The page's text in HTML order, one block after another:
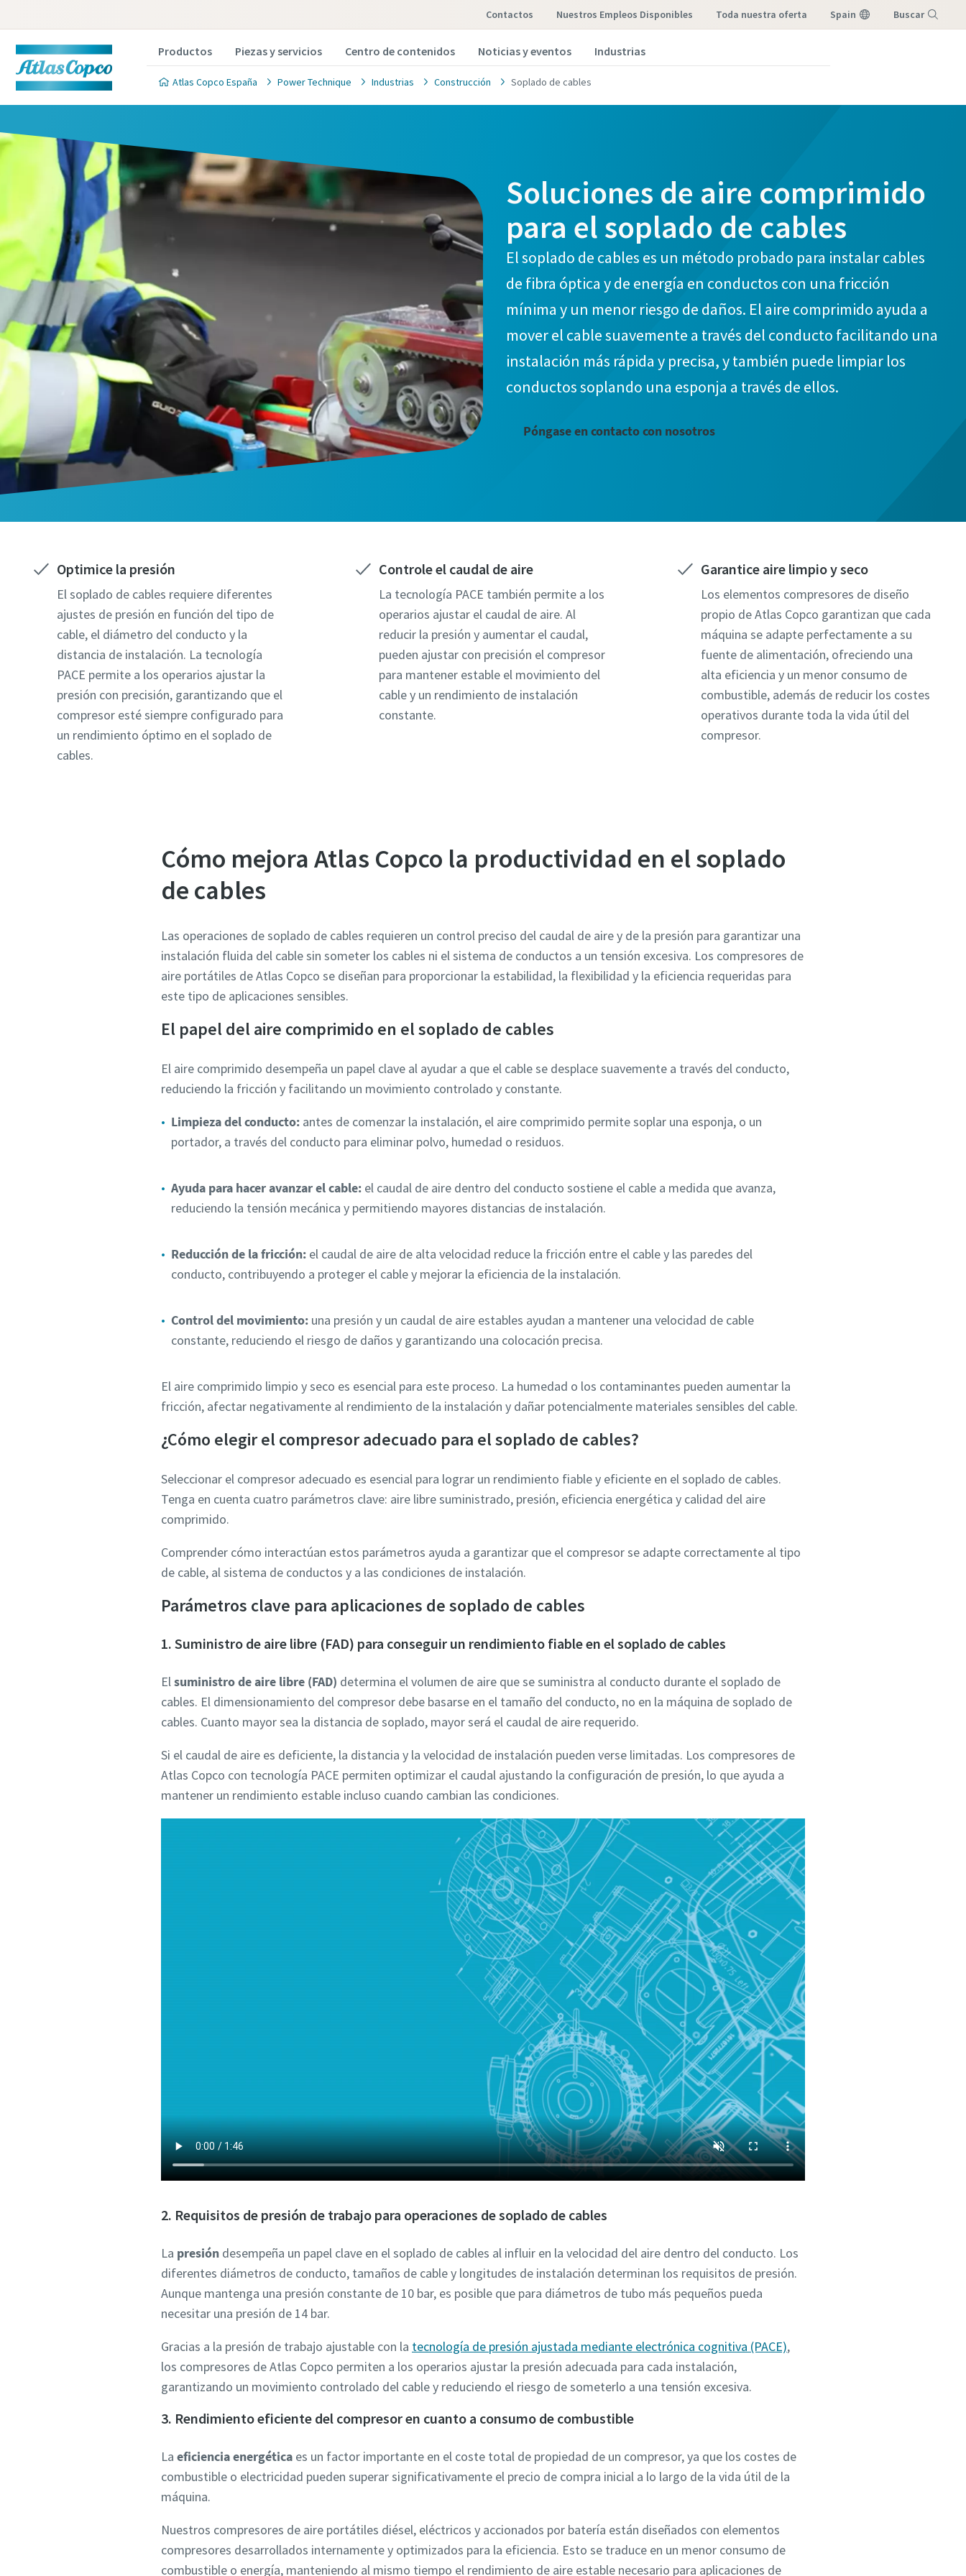
Contactos Nuestros Empleos Disponibles toda nuestra oferta Spain Buscar
Productos Piezas y servicios Centro de contenidos Noticias y eventos Industrias
Atlas Copco España Power Technique Industrias Construcción Soplado de cables
Soluciones de aire comprimido
para el soplado de cables
El soplado de cables es un método probado para instalar cables
de fibra óptica y de energía en conductos con una fricción
mínima y un menor riesgo de daños. El aire comprimido ayuda a
mover el cable suavemente a través del conducto facilitando una
instalación más rápida y precisa, y también puede limpiar los
conductos soplando una esponja a través de ellos.
Póngase en contacto con nosotros
Optimice la presión
El soplado de cables requiere diferentes
ajustes de presión en función del tipo de
cable, el diámetro del conducto y la
distancia de instalación. La tecnología
PACE permite a los operarios ajustar la
presión con precisión, garantizando que el
compresor esté siempre configurado para
un rendimiento óptimo en el soplado de
cables.
Controle el caudal de aire
La tecnología PACE también permite a los
operarios ajustar el caudal de aire. Al
reducir la presión y aumentar el caudal,
pueden ajustar con precisión el compresor
para mantener estable el movimiento del
cable y un rendimiento de instalación
constante.
Garantice aire limpio y seco
Los elementos compresores de diseño
propio de Atlas Copco garantizan que cada
máquina se adapte perfectamente a su
fuente de alimentación, ofreciendo una
alta eficiencia y un menor consumo de
combustible, además de reducir los costes
operativos durante toda la vida útil del
compresor.
Cómo mejora Atlas Copco la productividad en el soplado
de cables
Las operaciones de soplado de cables requieren un control preciso del caudal de aire y de la presión para garantizar una
instalación fluida del cable sin someter los cables ni el sistema de conductos a un tensión excesiva. Los compresores de
aire portátiles de Atlas Copco se diseñan para proporcionar la estabilidad, la flexibilidad y la eficiencia requeridas para
este tipo de aplicaciones sensibles.
El papel del aire comprimido en el soplado de cables
El aire comprimido desempeña un papel clave al ayudar a que el cable se desplace suavemente a través del conducto,
reduciendo la fricción y facilitando un movimiento controlado y constante.
Limpieza del conducto:antes de comenzar la instalación, el aire comprimido permite soplar una esponja, o un
portador, a través del conducto para eliminar polvo, humedad o residuos.
Ayuda para hacer avanzar el cable:el caudal de aire dentro del conducto sostiene el cable a medida que avanza,
reduciendo la tensión mecánica y permitiendo mayores distancias de instalación.
Reducción de la fricción:el caudal de aire de alta velocidad reduce la fricción entre el cable y las paredes del
conducto, contribuyendo a proteger el cable y mejorar la eficiencia de la instalación.
Control del movimiento:una presión y un caudal de aire estables ayudan a mantener una velocidad de cable
constante, reduciendo el riesgo de daños y garantizando una colocación precisa.
El aire comprimido limpio y seco es esencial para este proceso. La humedad o los contaminantes pueden aumentar la
fricción, afectar negativamente al rendimiento de la instalación y dañar potencialmente materiales sensibles del cable.
¿Cómo elegir el compresor adecuado para el soplado de cables?
Seleccionar el compresor adecuado es esencial para lograr un rendimiento fiable y eficiente en el soplado de cables.
Tenga en cuenta cuatro parámetros clave: aire libre suministrado, presión, eficiencia energética y calidad del aire
comprimido.
Comprender cómo interactúan estos parámetros ayuda a garantizar que el compresor se adapte correctamente al tipo
de cable, al sistema de conductos y a las condiciones de instalación.
Parámetros clave para aplicaciones de soplado de cables
1. Suministro de aire libre (FAD) para conseguir un rendimiento fiable en el soplado de cables
Elsuministro de aire libre (FAD) determina el volumen de aire que se suministra al conducto durante el soplado de
cables. El dimensionamiento del compresor debe basarse en el tamaño del conducto, no en la máquina de soplado de
cables. Cuanto mayor sea la distancia de soplado, mayor será el caudal de aire requerido.
Si el caudal de aire es deficiente, la distancia y la velocidad de instalación pueden verse limitadas. Los compresores de
Atlas Copco con tecnología PACE permiten optimizar el caudal ajustando la configuración de presión, lo que ayuda a
mantener un rendimiento estable incluso cuando cambian las condiciones.
2. Requisitos de presión de trabajo para operaciones de soplado de cables
La presión desempeña un papel clave en el soplado de cables al influir en la velocidad del aire dentro del conducto. Los
diferentes diámetros de conducto, tamaños de cable y longitudes de instalación determinan los requisitos de presión.
Aunque mantenga una presión constante de 10 bar, es posible que para diámetros de tubo más pequeños pueda
necesitar una presión de 14 bar.
Gracias a la presión de trabajo ajustable con la tecnología de presión ajustada mediante electrónica cognitiva (PACE),
los compresores de Atlas Copco permiten a los operarios ajustar la presión adecuada para cada instalación,
garantizando un movimiento controlado del cable y reduciendo el riesgo de someterlo a una tensión excesiva.
3. Rendimiento eficiente del compresor en cuanto a consumo de combustible
La eficiencia energética es un factor importante en el coste total de propiedad de un compresor, ya que los costes de
combustible o electricidad pueden superar significativamente el precio de compra inicial a lo largo de la vida útil de la
máquina.
Nuestros compresores de aire portátiles diésel, eléctricos y accionados por batería están diseñados con elementos
compresores desarrollados internamente y optimizados para la eficiencia. Esto se traduce en un menor consumo de
combustible o energía, manteniendo al mismo tiempo el rendimiento de aire estable necesario para aplicaciones de